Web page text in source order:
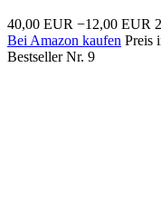
40,00 EUR −12,00 EUR
Bei Amazon kaufen Preis
Bestseller Nr. 9